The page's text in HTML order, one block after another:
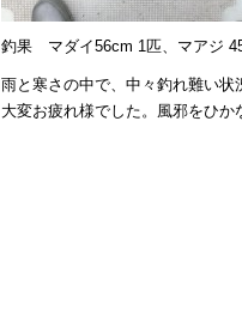
釣果 マダイ56cm 1匹、マアジ
雨と寒さの中で、中々釣れ難い状
大変お疲れ様でした。風邪をひか